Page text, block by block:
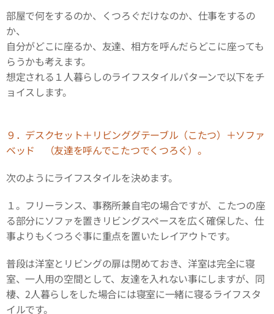
部屋で何をするのか、くつろぐだけなのか、仕事をするの
か、
自分がどこに座るか、友達、相方を呼んだらどこに座っても
らうかも考えます。
想定される１人暮らしのライフスタイルパターンで以下をチ
ョイスします。
９．デスクセット＋リビンググテーブル（こたつ）＋ソファ
ベッド （友達を呼んでこたつでくつろぐ）。
次のようにライフスタイルを決めます。
１。フリーランス、事務所兼自宅の場合ですが、こたつの座
る部分にソファを置きリビングスペースを広く確保した、仕
事よりもくつろぐ事に重点を置いたレイアウトです。
普段は洋室とリビングの扉は閉めておき、洋室は完全に寝
室、一人用の空間として、友達を入れない事にしますが、同
棲、2人暮らしをした場合には寝室に一緒に寝るライフスタ
イルです。